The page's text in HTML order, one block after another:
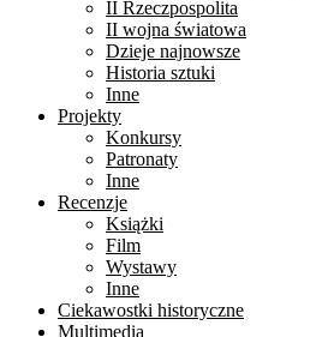
II Rzeczpospolita
II wojna światowa
Dzieje najnowsze
Historia sztuki
Inne
Projekty
Konkursy
Patronaty
Inne
Recenzje
Książki
Film
Wystawy
Inne
Ciekawostki historyczne
Multimedia